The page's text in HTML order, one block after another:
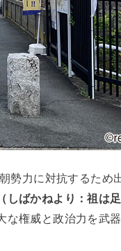
勢力に対抗するため
しばかねより：祖は
な権威と政治力を武